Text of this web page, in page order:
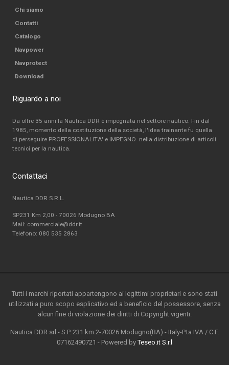
Chi siamo
Contatti
Catalogo
Navpower
Navprotect
Download
Riguardo a noi
Da oltre 35 anni la Nautica DDR è impegnata nel settore nautico. Fin dal
1985, momento della costituzione della società, l'idea trainante fu quella
di perseguire PROFESSIONALITA' e IMPEGNO nella distribuzione di articoli
tecnici per la nautica.
Contattaci
Nautica DDR S.R.L.
SP231 Km 2,00 - 70026 Modugno BA
Mail: commerciale@ddr.it
Telefono: 080 535 2863
Tutti i marchi riportati appartengono ai legittimi proprietari e sono stati
utilizzati a puro scopo esplicativo ed a beneficio del possessore, senza
alcun fine di violazione dei diritti di Copyright vigenti.
Nautica DDR srl - S.P. 231 km.2-70026 Modugno(BA) - Italy-P.ta IVA / C.F.
07162490721 - Powered byTeseo.it S.r.l